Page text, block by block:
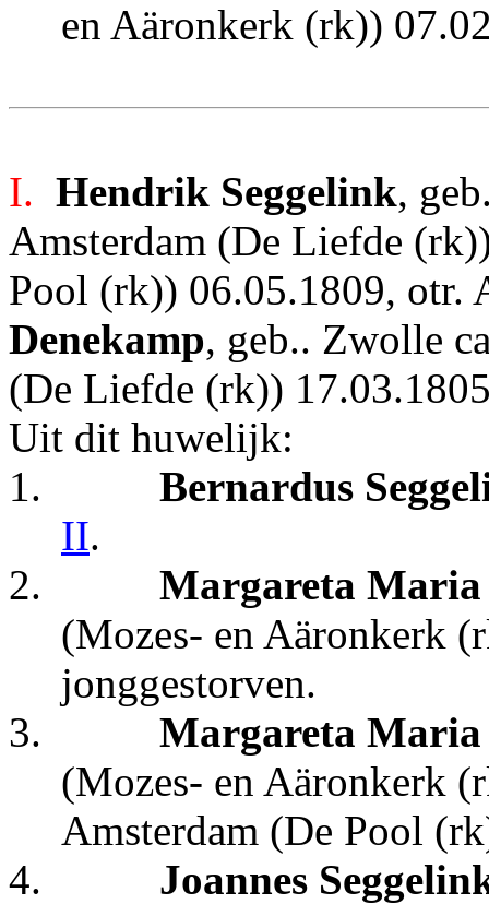
en Aäronkerk (rk))
I. Hendrik Seggelink,
Amsterdam (De Liefde
Pool (rk)) 06.05.1809, otr.
Denekamp, geb.. Zwolle
(De Liefde (rk))
Uit dit huwelijk:
1.
Bernardus
II.
2.
Margareta Maria
(Mozes- en Aäronkerk
jonggestorven.
3.
Margareta Maria
(Mozes- en Aäronkerk
Amsterdam (De Pool
4.
Joannes